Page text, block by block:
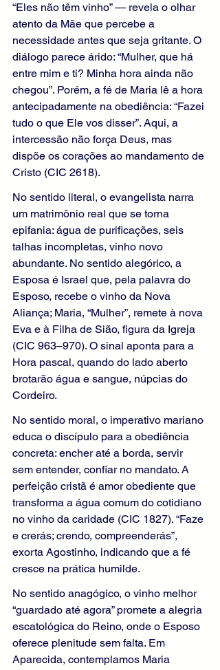
“Eles não têm vinho” — revela o olhar
atento da Mãe que percebe a
necessidade antes que seja gritante. O
diálogo parece árido: “Mulher, que há
entre mim e ti? Minha hora ainda não
chegou”. Porém, a fé de Maria lê a hora
antecipadamente na obediência: “Fazei
tudo o que Ele vos disser”. Aqui, a
intercessão não força Deus, mas
dispõe os corações ao mandamento de
Cristo (CIC 2618).
No sentido literal, o evangelista narra
um matrimônio real que se torna
epifania: água de purificações, seis
talhas incompletas, vinho novo
abundante. No sentido alegórico, a
Esposa é Israel que, pela palavra do
Esposo, recebe o vinho da Nova
Aliança; Maria, “Mulher”, remete à nova
Eva e à Filha de Sião, figura da Igreja
(CIC 963–970). O sinal aponta para a
Hora pascal, quando do lado aberto
brotarão água e sangue, núpcias do
Cordeiro.
No sentido moral, o imperativo mariano
educa o discípulo para a obediência
concreta: encher até a borda, servir
sem entender, confiar no mandato. A
perfeição cristã é amor obediente que
transforma a água comum do cotidiano
no vinho da caridade (CIC 1827). “Faze
e crerás; crendo, compreenderás”,
exorta Agostinho, indicando que a fé
cresce na prática humilde.
No sentido anagógico, o vinho melhor
“guardado até agora” promete a alegria
escatológica do Reino, onde o Esposo
oferece plenitude sem falta. Em
Aparecida, contemplamos Maria